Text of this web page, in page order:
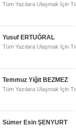
Tüm Yazılara Ulaşmak İçin
Yusuf ERTUĞRAL
Tüm Yazılara Ulaşmak İçin
Temmuz Yiğit BEZMEZ
Tüm Yazılara Ulaşmak İçin
Sümer Esin ŞENYURT